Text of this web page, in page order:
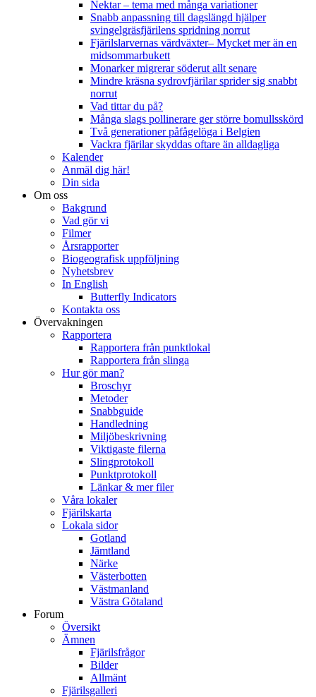
Nektar – tema med många variationer
Snabb anpassning till dagslängd hjälper
svingelgräsfjärilens spridning norrut
Fjärilslarvernas värdväxter– Mycket mer än en
midsommarbukett
Monarker migrerar söderut allt senare
Mindre kräsna sydrovfjärilar sprider sig snabbt
norrut
Vad tittar du på?
Många slags pollinerare ger större bomullsskörd
Två generationer påfågelöga i Belgien
Vackra fjärilar skyddas oftare än alldagliga
Kalender
Anmäl dig här!
Din sida
Om oss
Bakgrund
Vad gör vi
Filmer
Årsrapporter
Biogeografisk uppföljning
Nyhetsbrev
In English
Butterfly Indicators
Kontakta oss
Övervakningen
Rapportera
Rapportera från punktlokal
Rapportera från slinga
Hur gör man?
Broschyr
Metoder
Snabbguide
Handledning
Miljöbeskrivning
Viktigaste filerna
Slingprotokoll
Punktprotokoll
Länkar & mer filer
Våra lokaler
Fjärilskarta
Lokala sidor
Gotland
Jämtland
Närke
Västerbotten
Västmanland
Västra Götaland
Forum
Översikt
Ämnen
Fjärilsfrågor
Bilder
Allmänt
Fjärilsgalleri